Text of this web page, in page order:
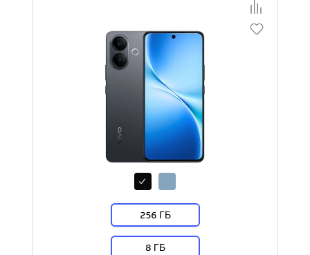
256 ГБ
8 ГБ